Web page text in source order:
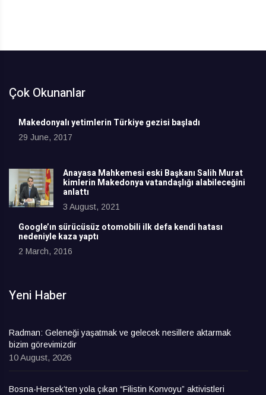
Çok Okunanlar
Makedonyalı yetimlerin Türkiye gezisi başladı
29 June, 2017
Anayasa Mahkemesi eski Başkanı Salih Murat
kimlerin Makedonya vatandaşlığı alabileceğini
anlattı
3 August, 2021
Google’ın sürücüsüz otomobili ilk defa kendi hatası
nedeniyle kaza yaptı
2 March, 2016
Yeni Haber
Radman: Geleneği yaşatmak ve gelecek nesillere aktarmak
bizim görevimizdir
10 August, 2026
Bosna-Hersek’ten yola çıkan “Filistin Konvoyu” aktivistleri